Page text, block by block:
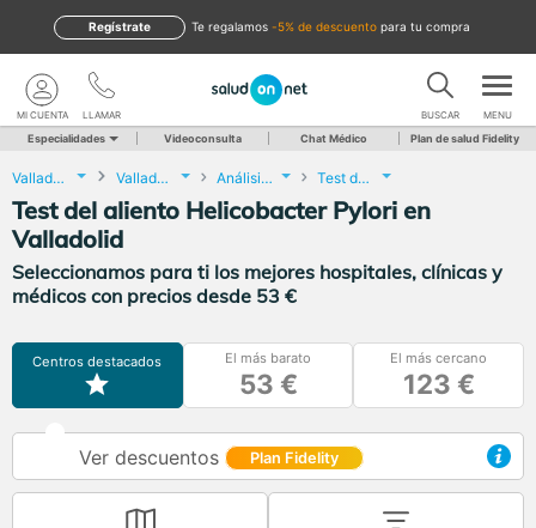
te regalamos -5% de descuento para tu compra
Regístrate
LLAMAR
MI CUENTA BUSCAR MENU
Especialidades Videoconsulta Chat Médico Plan de salud Fidelity
Valladolid Valladolid Análisis Clínicos Test del aliento Helicobacter Pylori
Test del aliento Helicobacter Pylori en
Valladolid
Seleccionamos para ti los mejores hospitales, clínicas y
médicos con precios desde 53 €
Centros destacados El más barato
53 €
El más cercano
123 €
Ver descuentos Plan Fidelity